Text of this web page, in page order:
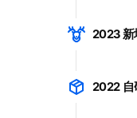
2023 新
2022 自